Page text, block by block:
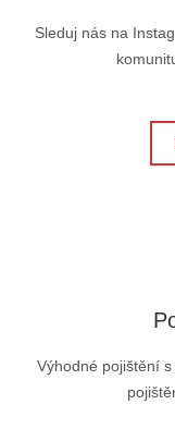
Sleduj nás na
Výhodné pojištění